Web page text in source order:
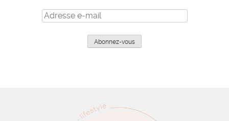
Adresse
e-
Abonnez-vous